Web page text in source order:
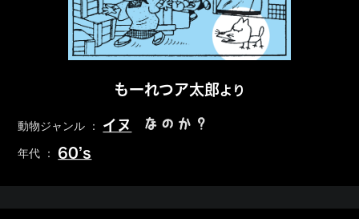
もーれつア太郎より
動物ジャンル ： イヌ なのか？
年代 ： 60’s